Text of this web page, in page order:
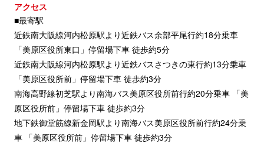
アクセス
■最寄駅
近鉄南大阪線河内松原駅より近鉄バス余部平尾行約18分乗車
「美原区役所東口」停留場下車 徒歩約5分
近鉄南大阪線河内松原駅より近鉄バスさつきの東行約13分乗車
「美原区役所前」停留場下車 徒歩約3分
南海高野線初芝駅より南海バス美原区役所前行約20分乗車 「美
原区役所前」停留場下車 徒歩約3分
地下鉄御堂筋線新金岡駅より南海バス美原区役所前行約24分乗
車 「美原区役所前」停留場下車 徒歩約3分